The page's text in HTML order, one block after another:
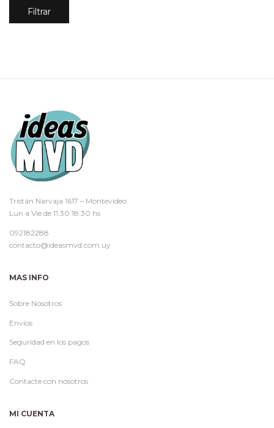
Precio
mínimo
Precio
máximo
Filtrar
Tristán Narvaja 1617 – Montevideo
Lun a Vie de 11.30 18.30 hs
092182288
contacto@ideasmvd.com.uy
MAS INFO
Sobre Nosotros
Envíos
Seguridad en los pagos
FAQ
Contacte con nosotros
MI CUENTA